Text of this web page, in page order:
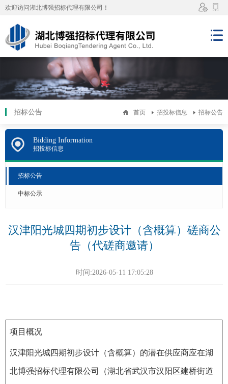
欢迎访问湖北博强招标代理有限公司！
端访
招标公告 首页 招投标信息 招标公告
Bidding Information
招投标信息
招标公告
中标公示
汉津阳光城四期初步设计（含概算）磋商公
告（代磋商邀请）
时间:2026-05-11 17:05:28
项目概况
汉津阳光城四期初步设计（含概算）的潜在供应商应在湖
北博强招标代理有限公司（湖北省武汉市汉阳区建桥街道